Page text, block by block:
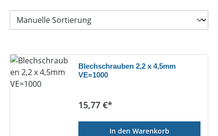
Blechschrauben 2,2 x 4,5mm
VE=1000
Regulärer Preis:
15,77 €*
In den Warenkorb